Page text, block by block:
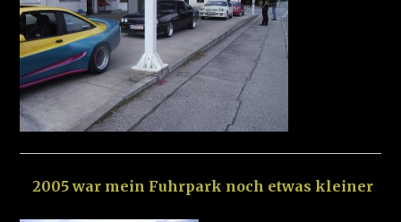
2005 war mein Fuhrpark noch etwas kleiner